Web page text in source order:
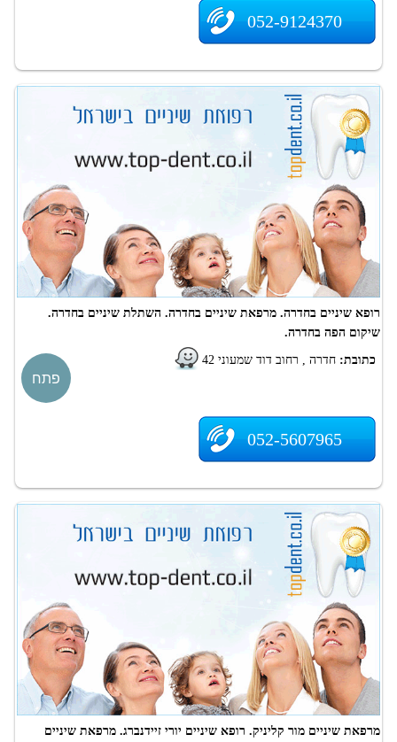
052-9124370
רופא שיניים בחדרה. מרפאת שיניים בחדרה. השתלת שיניים בחדרה.
שיקום הפה בחדרה.
כתובת: חדרה , רחוב דוד שמעוני 42
052-5607965
פתח
מרפאת שיניים מור קליניק. רופא שיניים יורי זיידנברג. מרפאת שיניים